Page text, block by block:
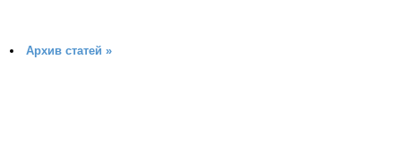
Архив статей »